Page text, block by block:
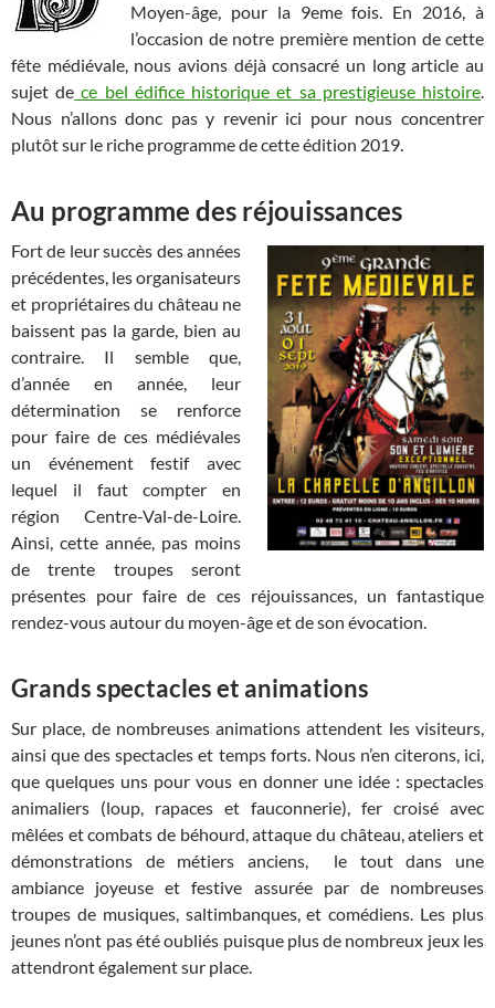
Moyen-âge, pour la 9eme fois. En 2016, à
l’occasion de notre première mention de cette
fête médiévale, nous avions déjà consacré un long article au
sujet de ce bel édifice historique et sa prestigieuse histoire.
Nous n’allons donc pas y revenir ici pour nous concentrer
plutôt sur le riche programme de cette édition 2019.
Au programme des réjouissances
Fort de leur succès des années
précédentes, les organisateurs
et propriétaires du château ne
baissent pas la garde, bien au
contraire. Il semble que,
d’année en année, leur
détermination se renforce
pour faire de ces médiévales
un événement festif avec
lequel il faut compter en
région Centre-Val-de-Loire.
Ainsi, cette année, pas moins
de trente troupes seront
présentes pour faire de ces réjouissances, un fantastique
rendez-vous autour du moyen-âge et de son évocation.
Grands spectacles et animations
Sur place, de nombreuses animations attendent les visiteurs,
ainsi que des spectacles et temps forts. Nous n’en citerons, ici,
que quelques uns pour vous en donner une idée : spectacles
animaliers (loup, rapaces et fauconnerie), fer croisé avec
mêlées et combats de béhourd, attaque du château, ateliers et
démonstrations de métiers anciens, le tout dans une
ambiance joyeuse et festive assurée par de nombreuses
troupes de musiques, saltimbanques, et comédiens. Les plus
jeunes n’ont pas été oubliés puisque plus de nombreux jeux les
attendront également sur place.